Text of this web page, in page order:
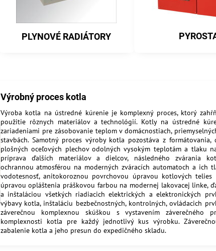
PLYNOVÉ RADIÁTORY
Výrobný proces kotla
Výroba kotla na ústredné kúrenie je komplexný proces, ktorý
použitie rôznych materiálov a technológií. Kotly na ústredné
zariadeniami pre zásobovanie teplom v domácnostiach,
stavbách. Samotný proces výroby kotla pozostáva z formátovania,
plošných oceľových plechov odolných vysokým teplotám a tlaku
príprava ďalších materiálov a dielcov, následného zvárania
ochrannou atmosférou na moderných zváracích automatoch a ich
vodotesnosť, anitokoroznou povrchovou úpravou kotlových
úpravou opláštenia práškovou farbou na modernej lakovacej linke,
a inštaláciou všetkých riadiacich elektrických a elektronických
výbavy kotla, inštaláciu bezbečnostných, kontrolných, ovládacich
záverečnou komplexnou skúškou s vystavením záverečného
komplexnosti kotla pre každý jednotlivý kus výrobku.
zabalenie kotla a jeho presun do expedičného skladu.